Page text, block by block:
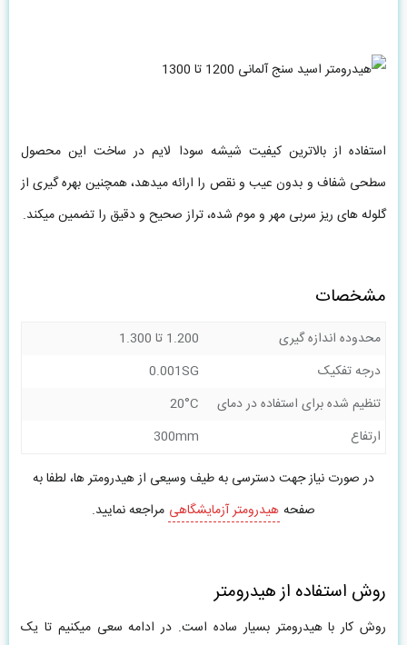
استفاده از بالاترین کیفیت شیشه سودا لایم در ساخت این محصول
سطحی شفاف و بدون عیب و نقص را ارائه میدهد، همچنین بهره گیری از
گلوله های ریز سربی مهر و موم شده، تراز صحیح و دقیق را تضمین میکند.
مشخصات
محدوده اندازه گیری
1.200 تا 1.300
درجه تفکیک
0.001SG
تنظیم شده برای استفاده در دمای
20°C
ارتفاع
300mm
در صورت نیاز جهت دسترسی به طیف وسیعی از هیدرومتر ها، لطفا به
صفحه هیدرومتر آزمایشگاهی مراجعه نمایید.
روش استفاده از هیدرومتر
روش کار با هیدرومتر بسیار ساده است. در ادامه سعی میکنیم تا یک